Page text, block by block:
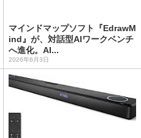
マインドマップソフト『EdrawM
ind』が、対話型AIワークベンチ
へ進化。AI...
2026年6月3日